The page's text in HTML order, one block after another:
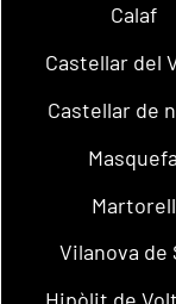
Calaf
Castellar del
Castellar de
Masquefa
Martorell
Vilanova de